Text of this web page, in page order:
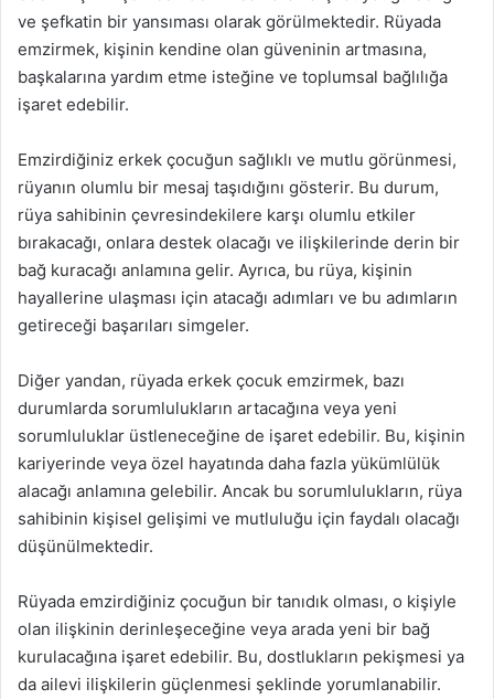
ve şefkatin bir yansıması olarak görülmektedir. Rüyada
emzirmek, kişinin kendine olan güveninin artmasına,
başkalarına yardım etme isteğine ve toplumsal bağlılığa
işaret edebilir.
Emzirdiğiniz erkek çocuğun sağlıklı ve mutlu görünmesi,
rüyanın olumlu bir mesaj taşıdığını gösterir. Bu durum,
rüya sahibinin çevresindekilere karşı olumlu etkiler
bırakacağı, onlara destek olacağı ve ilişkilerinde derin bir
bağ kuracağı anlamına gelir. Ayrıca, bu rüya, kişinin
hayallerine ulaşması için atacağı adımları ve bu adımların
getireceği başarıları simgeler.
Diğer yandan, rüyada erkek çocuk emzirmek, bazı
durumlarda sorumlulukların artacağına veya yeni
sorumluluklar üstleneceğine de işaret edebilir. Bu, kişinin
kariyerinde veya özel hayatında daha fazla yükümlülük
alacağı anlamına gelebilir. Ancak bu sorumlulukların, rüya
sahibinin kişisel gelişimi ve mutluluğu için faydalı olacağı
düşünülmektedir.
Rüyada emzirdiğiniz çocuğun bir tanıdık olması, o kişiyle
olan ilişkinin derinleşeceğine veya arada yeni bir bağ
kurulacağına işaret edebilir. Bu, dostlukların pekişmesi ya
da ailevi ilişkilerin güçlenmesi şeklinde yorumlanabilir.